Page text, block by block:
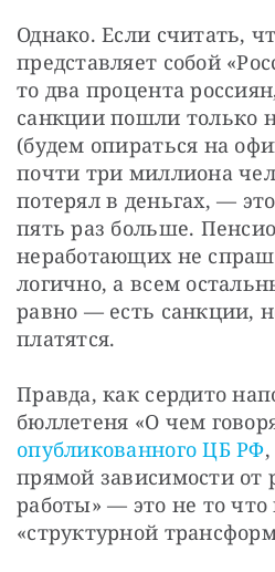
Однако. Если считать,
представляет собой
то два процента
санкции пошли только
(будем опираться на
почти три миллиона
потерял в деньгах, —
пять раз больше.
неработающих не
логично, а всем
равно — есть санкции,
платятся.
Правда, как сердито
опубликованного ЦБ РФ
прямой зависимости от
работы» — это не то
«структурной